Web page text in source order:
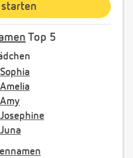
Top 5
Sophia
Amelia
Amy
Josephine
Juna